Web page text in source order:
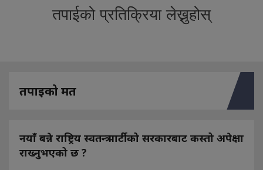
तपाईको प्रतिक्रिया लेख्नुहोस्
तपाइको मत
नयाँ बन्ने राष्ट्रिय स्वतन्त्र पार्टीको सरकारबाट कस्तो अपेक्षा
राख्नुभएको छ ?